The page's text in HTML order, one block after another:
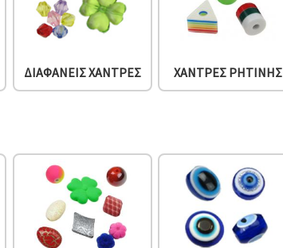
ΔΙΑΦΑΝΕΊΣ ΧΆΝΤΡΕΣ ΧΆΝΤΡΕΣ ΡΗΤΊΝΗΣ